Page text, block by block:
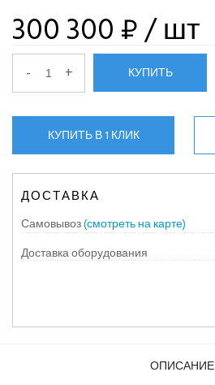
300 300 ₽/ шт
- + КУПИТЬ
КУПИТЬ В 1 КЛИК
ДОСТАВКА
Самовывоз(смотреть на карте)
Доставка оборудования
ОПИСАНИЕ